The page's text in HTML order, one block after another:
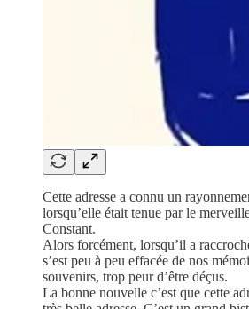
Cette adresse a connu un
lorsqu’elle était tenue par le
Constant.
Alors forcément, lorsqu’il a
s’est peu à peu effacée de nos
souvenirs, trop peur d’être déçus.
La bonne nouvelle c’est que cette